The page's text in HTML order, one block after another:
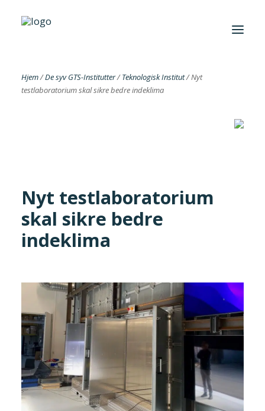
Foreningen
Search
Tilmeld nyhedsbrev
Presse og pressemeddelelser
Kontakt
Dansk
English
Danske Testfaciliteter
Hjem/De syv GTS-Institutter/Teknologisk Institut/Nyt
testlaboratorium skal sikre bedre indeklima
Nyt testlaboratorium
skal sikre bedre
indeklima